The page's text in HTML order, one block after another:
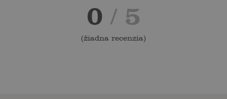
0 / 5
(žiadna recenzia)